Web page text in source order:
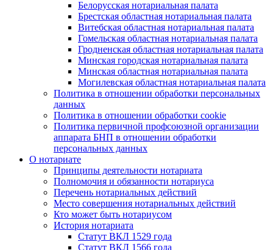
Белорусская нотариальная палата
Брестская областная нотариальная палата
Витебская областная нотариальная палата
Гомельская областная нотариальная палата
Гродненская областная нотариальная палата
Минская городская нотариальная палата
Минская областная нотариальная палата
Могилевская областная нотариальная палата
Политика в отношении обработки персональных
данных
Политика в отношении обработки cookie
Политика первичной профсоюзной организации
аппарата БНП в отношении обработки
персональных данных
О нотариате
Принципы деятельности нотариата
Полномочия и обязанности нотариуса
Перечень нотариальных действий
Место совершения нотариальных действий
Кто может быть нотариусом
История нотариата
Статут ВКЛ 1529 года
Статут ВКЛ 1566 года